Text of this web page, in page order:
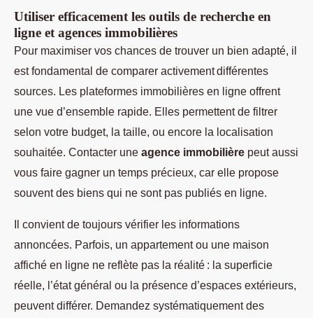
Utiliser efficacement les outils de recherche en
ligne et agences immobilières
Pour maximiser vos chances de trouver un bien adapté, il
est fondamental de comparer activement différentes
sources. Les plateformes immobilières en ligne offrent
une vue d’ensemble rapide. Elles permettent de filtrer
selon votre budget, la taille, ou encore la localisation
souhaitée. Contacter une agence immobilière peut aussi
vous faire gagner un temps précieux, car elle propose
souvent des biens qui ne sont pas publiés en ligne.
Il convient de toujours vérifier les informations
annoncées. Parfois, un appartement ou une maison
affiché en ligne ne reflète pas la réalité : la superficie
réelle, l’état général ou la présence d’espaces extérieurs,
peuvent différer. Demandez systématiquement des